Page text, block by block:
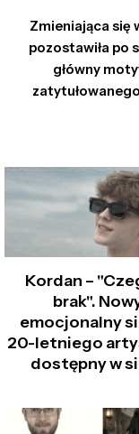
Zmieniająca się
pozostawiła po
główny
Kordan –
brak".
emocjonalny
20-letniego
dostępny w